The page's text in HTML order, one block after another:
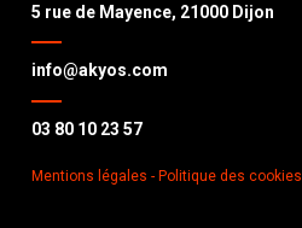
5 rue de Mayence, 21000 Dijon
info@akyos.com
03 80 10 23 57
Mentions légales - Politique des cookies